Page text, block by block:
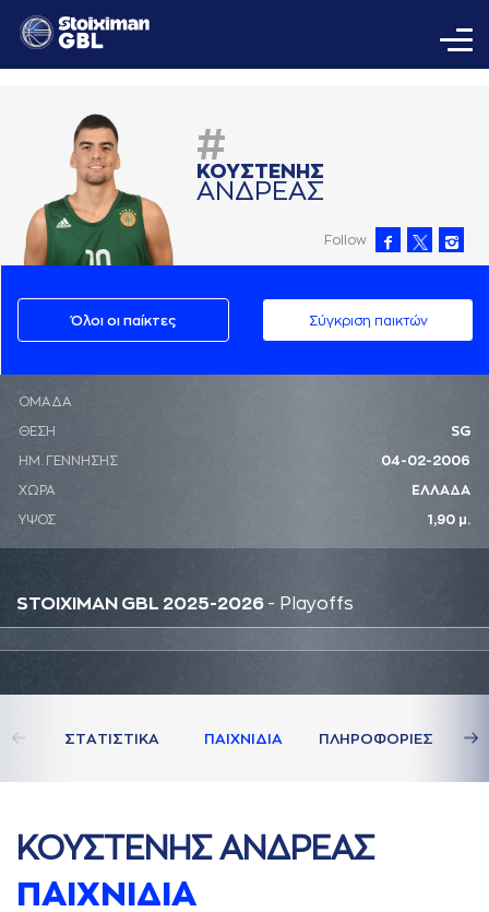
#
ΚΟΥΣΤΕΝΗΣ
AΝΔΡΕAΣ
Follow
Όλοι οι παίκτες Σύγκριση παικτών
ΟΜΑΔΑ
ΘΕΣΗ SG
ΗΜ. ΓΕΝΝΗΣΗΣ 04-02-2006
ΧΩΡΑ ΕΛΛΑΔΑ
ΥΨΟΣ 1,90 μ.
STOIXIMAN GBL 2025-2026 - Playoffs
ΣΤAΤΙΣΤΙΚA ΠAΙΧΝΙΔΙA ΠΛΗΡΟΦΟΡΙΕΣ
ΚΟΥΣΤΕΝΗΣ AΝΔΡΕAΣ
ΠAΙΧΝΙΔΙA